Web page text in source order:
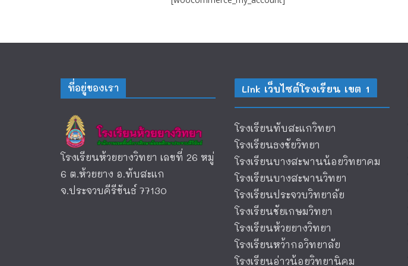
ที่อยู่ของเรา
โรงเรียนห้วยยางวิทยา เลขที่ 26 หมู่
6 ต.ห้วยยาง อ.ทับสะแก
จ.ประจวบคีรีขันธ์ 77130
Link เว็บไซต์โรงเรียน เขต 1
โรงเรียนทับสะแกวิทยา
โรงเรียนธงชัยวิทยา
โรงเรียนบางสะพานน้อยวิทยาคม
โรงเรียนบางสะพานวิทยา
โรงเรียนประจวบวิทยาลัย
โรงเรียนชัยเกษมวิทยา
โรงเรียนห้วยยางวิทยา
โรงเรียนหว้ากอวิทยาลัย
โรงเรียนอ่าวน้อยวิทยานิคม